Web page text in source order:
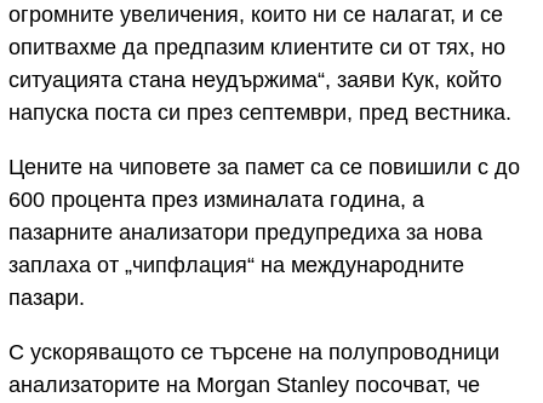
огромните увеличения, които ни се налагат, и се
опитвахме да предпазим клиентите си от тях, но
ситуацията стана неудържима“, заяви Кук, който
напуска поста си през септември, пред вестника.
Цените на чиповете за памет са се повишили с до
600 процента през изминалата година, а
пазарните анализатори предупредиха за нова
заплаха от „чипфлация“ на международните
пазари.
С ускоряващото се търсене на полупроводници
анализаторите на Morgan Stanley посочват, че